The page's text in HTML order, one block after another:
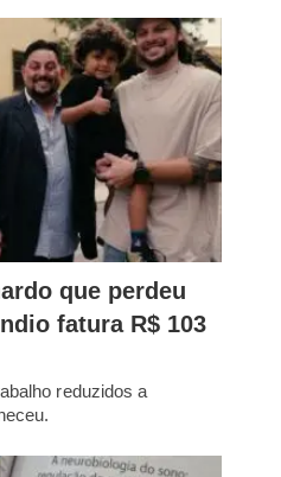
que perdeu
fatura R$ 103
reduzidos a